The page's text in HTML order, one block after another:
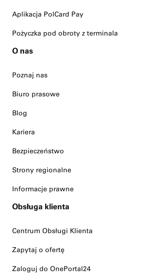
Aplikacja PolCard Pay
Pożyczka pod obroty z terminala
O nas
Poznaj nas
Biuro prasowe
Blog
Kariera
Bezpieczeństwo
Strony regionalne
Informacje prawne
Obsługa klienta
Centrum Obsługi Klienta
Zapytaj o ofertę
Zaloguj do OnePortal24